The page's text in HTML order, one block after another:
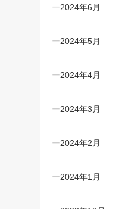
2024年6月
2024年5月
2024年4月
2024年3月
2024年2月
2024年1月